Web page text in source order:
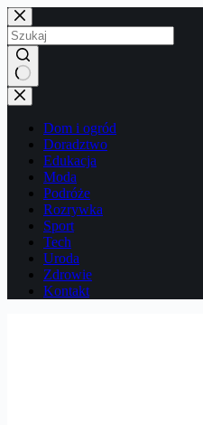
Przejdź
do
treści
Brak
wyników
Dom i ogród
Doradztwo
Edukacja
Moda
Podróże
Rozrywka
Sport
Tech
Uroda
Zdrowie
Kontakt